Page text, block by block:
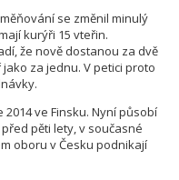
se změnil minulý
kurýři 15 vteřin.
že nově dostanou za dvě
za jednu. V petici proto
ve Finsku. Nyní působí
pěti lety, v současné
oboru v Česku podnikají